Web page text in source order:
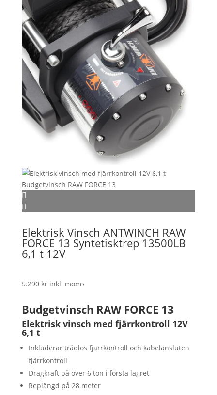
Elektrisk Vinsch ANTWINCH RAW
FORCE 13 Syntetisktrep 13500LB
6,1 t 12V
5.290 kr inkl. moms
Budgetvinsch RAW FORCE 13
Elektrisk vinsch med fjärrkontroll 12V
6,1 t
Inkluderar trådlös fjärrkontroll och kabelansluten
fjärrkontroll
Dragkraft på över 6 ton i första lagret
Replängd på 28 meter